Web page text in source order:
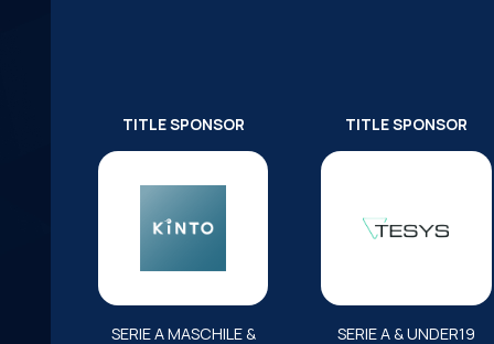
TITLE SPONSOR
SERIE A MASCHILE &
TITLE SPONSOR
SERIE A & UNDER19